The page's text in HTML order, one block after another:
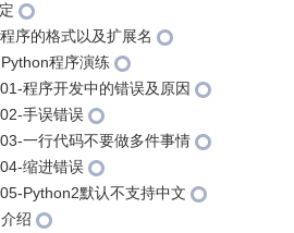
序的格式以及扩展名
程序演练
程序开发中的错误及原因
手误错误
一行代码不要做多件事情
缩进错误
Python2默认不支持中文
绍